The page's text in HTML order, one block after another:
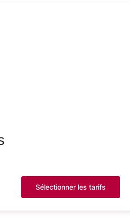
Sélectionner les tarifs